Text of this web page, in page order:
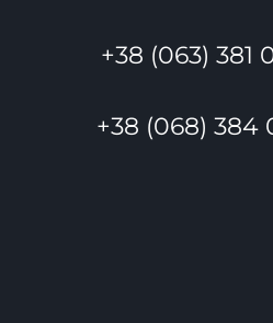
+38 (063) 381
+38 (068) 384